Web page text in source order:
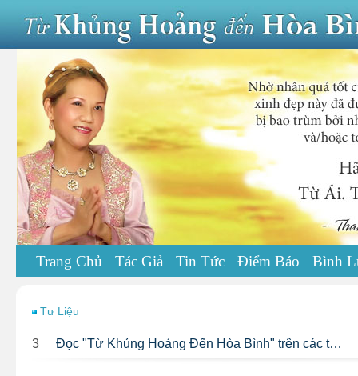
Trang Chủ Tác Giả Tin Tức Điểm Báo Bình
Tư Liệu
3 Đọc "Từ Khủng Hoảng Đến Hòa Bình" trên các t…